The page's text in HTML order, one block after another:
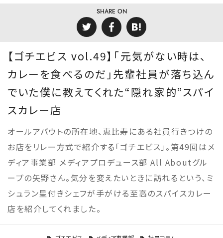
SHARE ON
【ゴチエビス vol.49】「元気がない時は、
カレーを食べるのだ」先輩社員が落ち込ん
でいた僕に教えてくれた“隠れ家的”スパイ
スカレー店
オールアバウトの所在地、恵比寿にある社員行きつけの
お店をリレー方式で紹介する「ゴチエビス」。第49回はメ
ディア事業部 メディアプロデュース部 All Aboutグル
ープの矢野さん。気分を変えたいときに訪れるという、ミ
シュラン星付きシェフが手がける至高のスパイスカレー
店を紹介してくれました。